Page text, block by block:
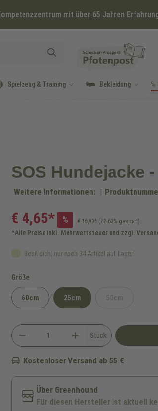
mit über 65 Jahren
Spielzeug & Training Bekleidung %
SOS Hundejacke
Weitere Informationen: |
€ 4,65* % € 16,99* (72.63% gespart)
*Alle Preise inkl. Mehrwertsteuer und zzgl.
Beeil dich, nur noch 34 Artikel auf Lager!
Größeauswählen
60cm 25cm
Stück
Kostenloser Versand ab 55 €
Über Greenhound
Für diesen Hersteller ist aktuell